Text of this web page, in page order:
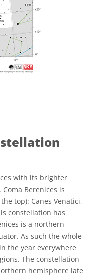
with its brighter
Berenices is
top): Canes Venatici,
constellation has
is a northern
As such the whole
the year everywhere
The constellation
hemisphere late